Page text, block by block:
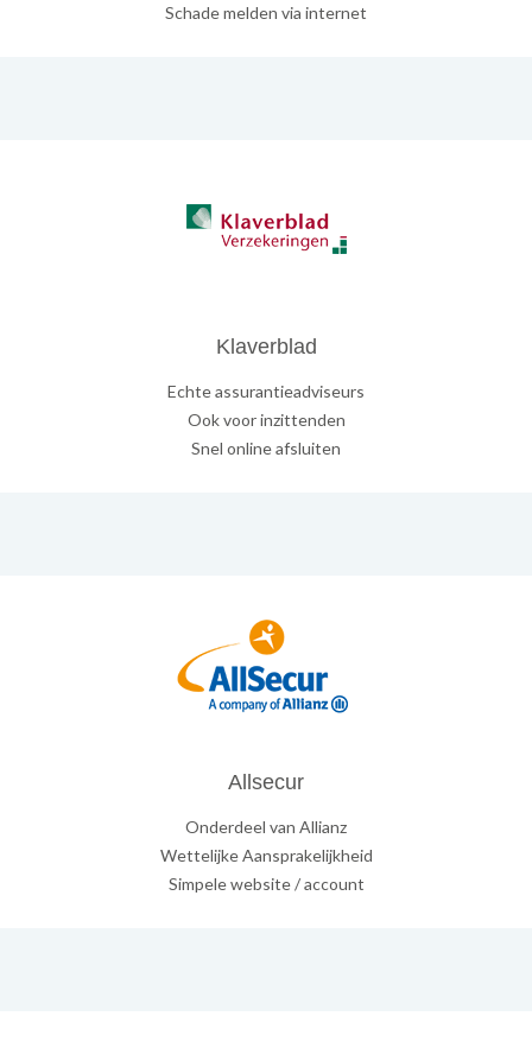
Schade melden via internet
Klaverblad
Echte assurantieadviseurs
Ook voor inzittenden
Snel online afsluiten
Allsecur
Onderdeel van Allianz
Wettelijke Aansprakelijkheid
Simpele website / account